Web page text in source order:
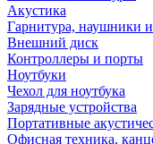
Акустика
Гарнитура, наушники
Внешний диск
Контроллеры и порты
Ноутбуки
Чехол для ноутбука
Зарядные устройства
Портативные
Офисная техника,